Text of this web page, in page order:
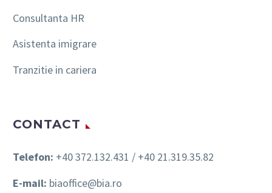
Consultanta HR
Asistenta imigrare
Tranzitie in cariera
CONTACT
Telefon: +40 372.132.431 / +40 21.319.35.82
E-mail: biaoffice@bia.ro